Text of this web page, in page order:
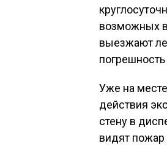
возможных
выезжают
Уже на
действия
стену в
видят пожар